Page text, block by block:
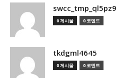
swcc_tmp_ql5pz9
0 게시물 0 코멘트
tkdgml4645
0 게시물 0 코멘트